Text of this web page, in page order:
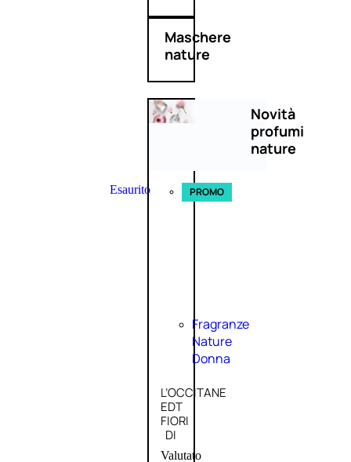
Maschere
nature
Novità
profumi
nature
Esaurito PROMO
Fragranze
Nature
Donna
L’OCCITANE
EDT
FIORI
DI
Valutato